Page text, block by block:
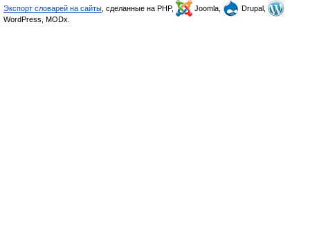
Экспорт словарей на сайты , сделанные на PHP, Joomla,
Drupal,
WordPress, MODx.